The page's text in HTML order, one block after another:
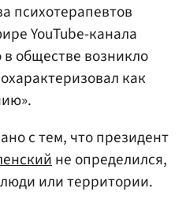
психотерапевтов
YouTube-канала
в обществе возникло
как
с тем, что президент
не определился,
или территории.